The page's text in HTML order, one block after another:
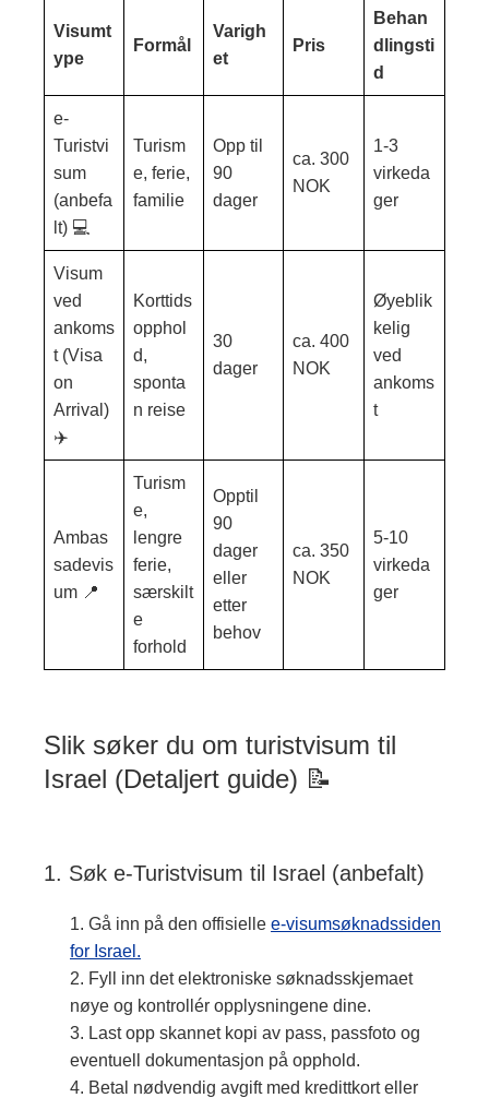
Visumt
ype
Formål
Varigh
et
Pris
Behan
dlingsti
d
e-
Turistvi
sum
(anbefa
lt) 💻
Turism
e, ferie,
familie
Opp til
90
dager
ca. 300
NOK
1-3
virkeda
ger
Visum
ved
ankoms
t (Visa
on
Arrival)
✈️
Korttids
opphol
d,
sponta
n reise
30
dager
ca. 400
NOK
Øyeblik
kelig
ved
ankoms
t
Ambas
sadevis
um 📍
Turism
e,
lengre
ferie,
særskilt
e
forhold
Opptil
90
dager
eller
etter
behov
ca. 350
NOK
5-10
virkeda
ger
Slik søker du om turistvisum til
Israel (Detaljert guide) 📝
1. Søk e-Turistvisum til Israel (anbefalt)
Gå inn på den offisielle e-visumsøknadssiden
for Israel.
Fyll inn det elektroniske søknadsskjemaet
nøye og kontrollér opplysningene dine.
Last opp skannet kopi av pass, passfoto og
eventuell dokumentasjon på opphold.
Betal nødvendig avgift med kredittkort eller